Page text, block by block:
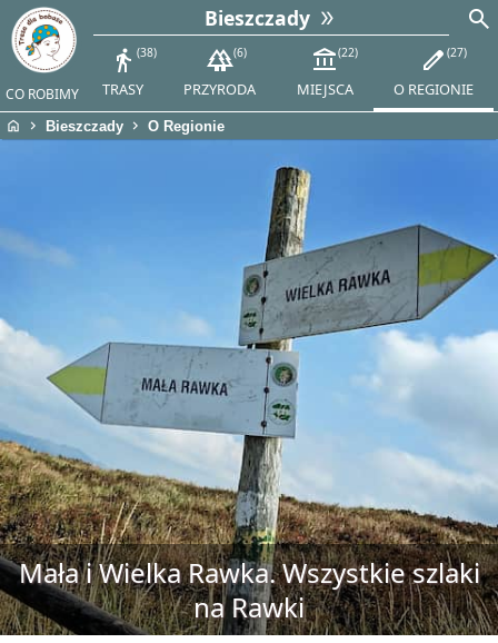
CO ROBIMY
Bieszczady
directions_walk 38
TRASY
forest 6
PRZYRODA
account_balance 22
MIEJSCA
edit 27
O REGIONIE
search
home chevron_right Bieszczady chevron_right O Regionie
Mała i Wielka Rawka. Wszystkie szlaki
na Rawki